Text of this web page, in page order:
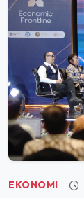
EKONOMI